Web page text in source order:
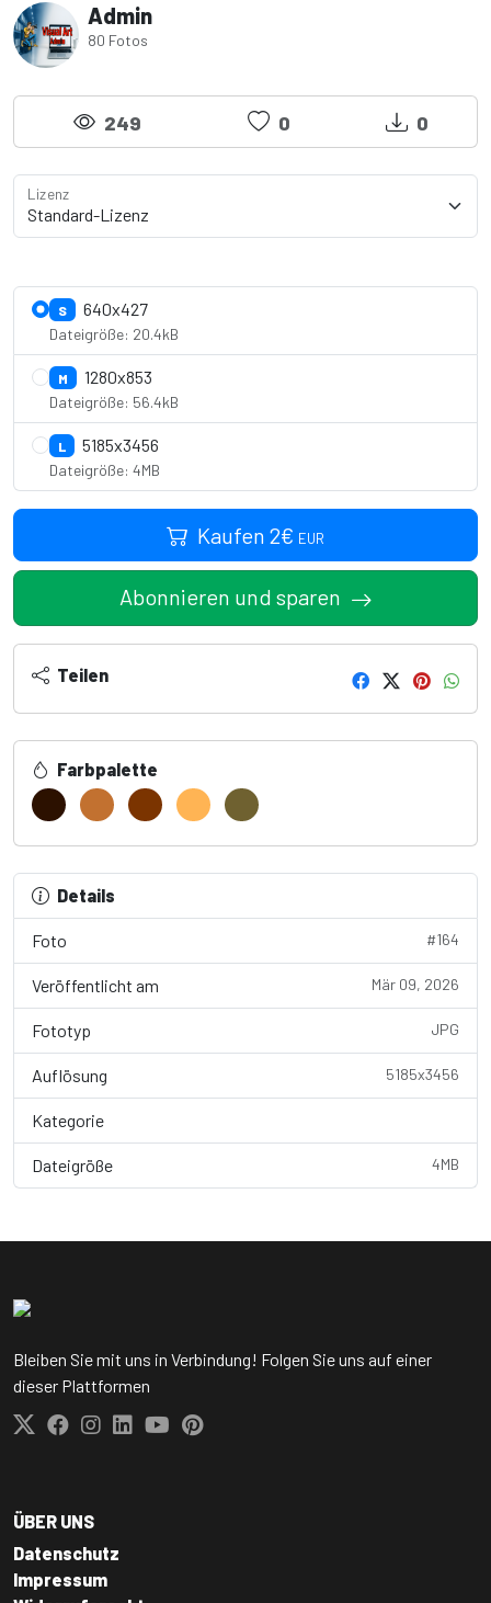
Admin
80 Fotos
249 0 0
Lizenz
S 640x427
Dateigröße: 20.4kB
M 1280x853
Dateigröße: 56.4kB
L 5185x3456
Dateigröße: 4MB
Kaufen 2€ EUR
Abonnieren und sparen
Teilen
Farbpalette
Details
Foto #164
Veröffentlicht am Mär 09, 2026
Fototyp JPG
Auflösung 5185x3456
Kategorie
Dateigröße 4MB
Bleiben Sie mit uns in Verbindung! Folgen Sie uns auf einer
dieser Plattformen
ÜBER UNS
Datenschutz
Impressum